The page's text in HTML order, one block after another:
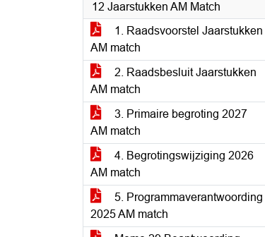
12 Jaarstukken AM Match
1. Raadsvoorstel Jaarstukken
AM match
2. Raadsbesluit Jaarstukken
AM match
3. Primaire begroting 2027
AM match
4. Begrotingswijziging 2026
AM match
5. Programmaverantwoording
2025 AM match